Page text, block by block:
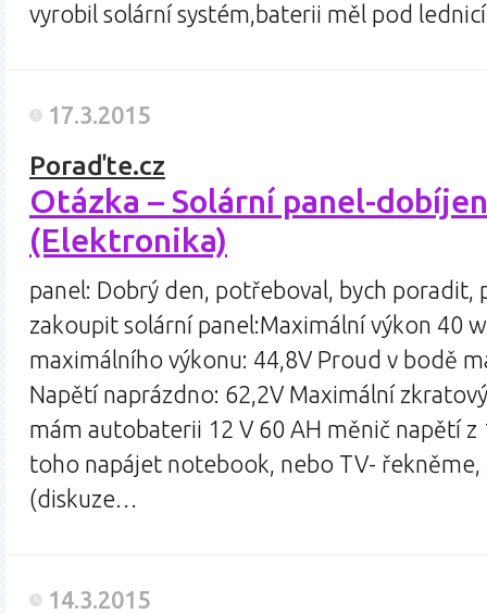
vyrobil solární systém,baterii měl pod
17.3.2015
Poraďte.cz
Otázka – Solární panel-
(Elektronika)
panel: Dobrý den, potřeboval, bych poradit,
zakoupit solární panel:Maximální výkon 40
maximálního výkonu: 44,8V Proud v bodě
Napětí naprázdno: 62,2V Maximální
mám autobaterii 12 V 60 AH měnič napětí z
toho napájet notebook, nebo TV- řekněme,
(diskuze…
14.3.2015